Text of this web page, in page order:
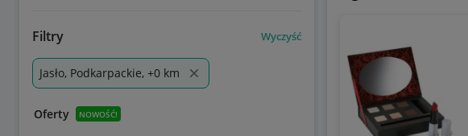
Filtry Wyczyść
Jasło, Podkarpackie, +0 km
Oferty NOWOŚĆ!